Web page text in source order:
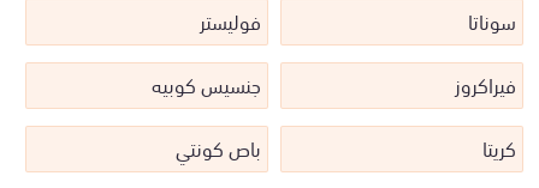
سوناتا
فوليستر
فيراكروز
جنسيس كوبيه
كريتا
باص كونتي